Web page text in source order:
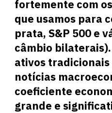
fortemente com
que usamos para
prata, S&P 500 e
câmbio
ativos
notícias
coeficiente
grande e